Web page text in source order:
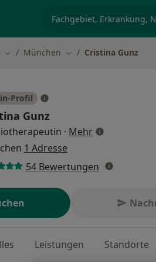
Stadt ändern
München Stadt ändern
Cristina Gunz
Profil
Gunz
· Mehrüber
1 Adresse
54 Bewertungen
Leistungen Standorte